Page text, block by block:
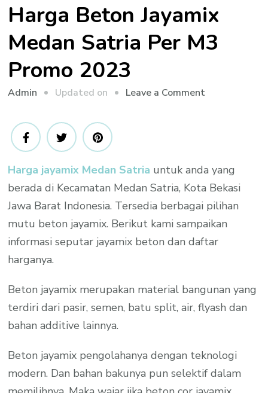
Harga Beton Jayamix
Medan Satria Per M3
Promo 2023
Admin Updated on Leave a Commenton
Satria
Per
M3
Promo
2023
Harga jayamix Medan Satria untuk anda yang
berada di Kecamatan Medan Satria, Kota Bekasi
Jawa Barat Indonesia. Tersedia berbagai pilihan
mutu beton jayamix. Berikut kami sampaikan
informasi seputar jayamix beton dan daftar
harganya.
Beton jayamix merupakan material bangunan yang
terdiri dari pasir, semen, batu split, air, flyash dan
bahan additive lainnya.
Beton jayamix pengolahanya dengan teknologi
modern. Dan bahan bakunya pun selektif dalam